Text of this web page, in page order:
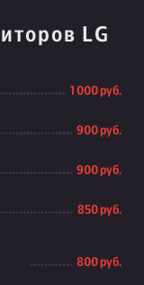
LG
1 000 руб.
900 руб.
900 руб.
850 руб.
800 руб.